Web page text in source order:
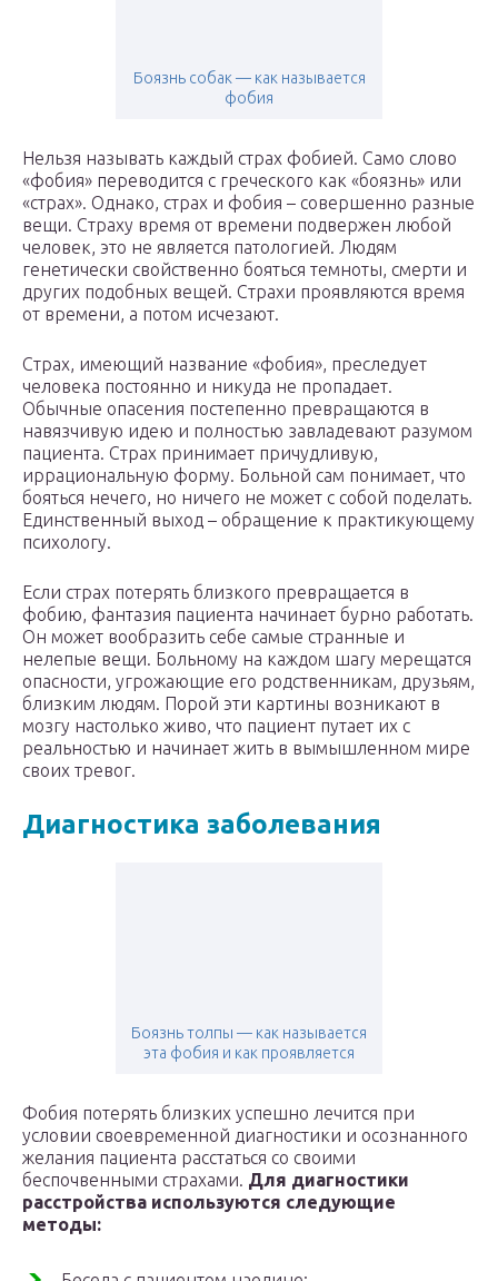
Боязнь собак — как называется
фобия
Нельзя называть каждый страх фобией. Само слово
«фобия» переводится с греческого как «боязнь» или
«страх». Однако, страх и фобия – совершенно разные
вещи. Страху время от времени подвержен любой
человек, это не является патологией. Людям
генетически свойственно бояться темноты, смерти и
других подобных вещей. Страхи проявляются время
от времени, а потом исчезают.
Страх, имеющий название «фобия», преследует
человека постоянно и никуда не пропадает.
Обычные опасения постепенно превращаются в
навязчивую идею и полностью завладевают разумом
пациента. Страх принимает причудливую,
иррациональную форму. Больной сам понимает, что
бояться нечего, но ничего не может с собой поделать.
Единственный выход – обращение к практикующему
психологу.
Если страх потерять близкого превращается в
фобию, фантазия пациента начинает бурно работать.
Он может вообразить себе самые странные и
нелепые вещи. Больному на каждом шагу мерещатся
опасности, угрожающие его родственникам, друзьям,
близким людям. Порой эти картины возникают в
мозгу настолько живо, что пациент путает их с
реальностью и начинает жить в вымышленном мире
своих тревог.
Диагностика заболевания
Боязнь толпы — как называется
эта фобия и как проявляется
Фобия потерять близких успешно лечится при
условии своевременной диагностики и осознанного
желания пациента расстаться со своими
беспочвенными страхами. Для диагностики
расстройства используются следующие
методы: